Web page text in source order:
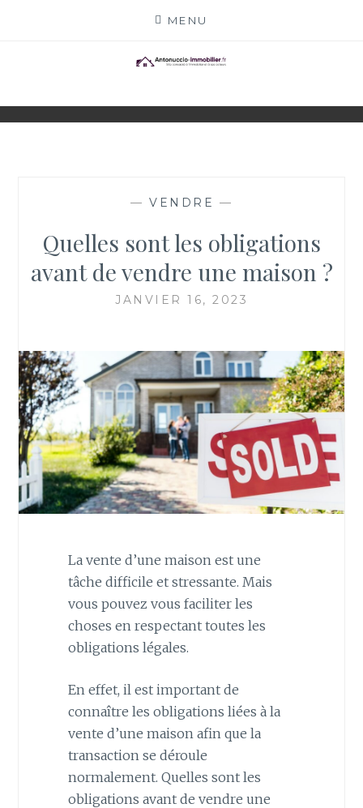
MENU
ANTONUCCIO-
IMMOBILIER.FR
ACTEURS
— VENDRE —
Quelles sont les obligations
avant de vendre une maison ?
JANVIER 16, 2023
La vente d’une maison est une
tâche difficile et stressante. Mais
vous pouvez vous faciliter les
choses en respectant toutes les
obligations légales.
En effet, il est important de
connaître les obligations liées à la
vente d’une maison afin que la
transaction se déroule
normalement. Quelles sont les
obligations avant de vendre une